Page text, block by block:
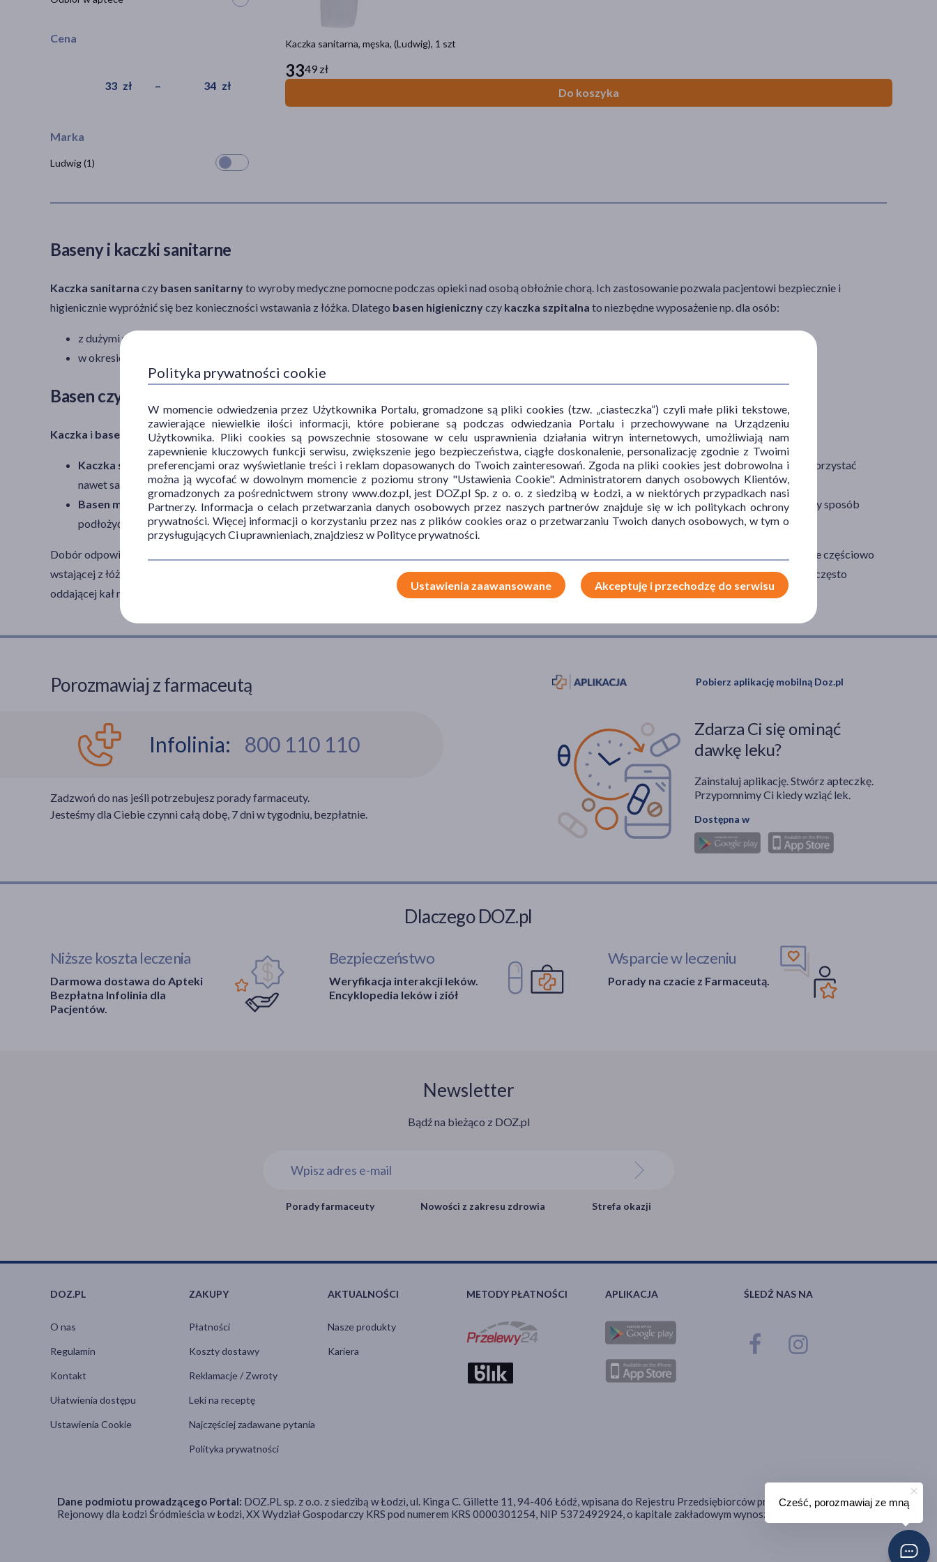
Kaczka sanitarna, męska, (Ludwig), 1 szt
3349 zł
Do koszyka
Cena
zł – zł
Marka
Ludwig(1)
Baseny i kaczki sanitarne
Kaczka sanitarna czy basen sanitarnyto wyroby medyczne pomocne podczas opieki nad osobą obłożnie chorą. Ich zastosowanie pozwala pacjentowi bezpiecznie i
higienicznie wypróżnić się bez konieczności wstawania z łóżka. Dlatego basen higienicznyczy kaczka szpitalna to niezbędne wyposażenie np. dla osób:
z dużymi problemami motorycznymi, wynikającymi np. z niepełnosprawności czy podeszłego wieku;
w okresie rekonwalescencji po urazie uniemożliwiającym/utrudniającym wstanie z łóżka – np. po złamaniu kości biodrowej czy uszkodzeniu kręgosłupa.
Basen czy kaczka sanitarna?
Kaczka i basen dla choregoto dwa różne akcesoria, które różnią się zarówno kształtem, jak i przeznaczeniem.
Kaczka szpitalnajest przeznaczona do oddawania moczu. Dostępne są modele dostosowane do kobiecej, jak i do męskiej anatomii. Pacjent może z nich skorzystać
nawet samodzielnie, przystawiając do narządów intymnych przed oddaniem moczu.
Basen medycznyto wyrób, do którego można oddać zarówno mocz, jak i kał. Jest wyposażony w specjalną rączkę, która pozwala opiekunowi w higieniczny sposób
podłożyć przyrząd choremu, jak i odebrać go po zakończeniu przez pacjenta wypróżniania się. Jest wsuwany przez osobę trzecią.
Dobór odpowiedniego akcesorium –
– jest uzależniony od stanu i potrzeb pacjenta. Przykładowo, jeśli mowa o osobie częściowo
wstającej z łóżka, która chce uniknąć nocnych wizyt w toalecie w celu oddania moczu, wystarczykaczka szpitalna. Jednak dla osoby trwale unieruchomionej lub często
oddającej kał niezbędny może być
Porozmawiaj z farmaceutą
Infolinia: 800 110 110
Zadzwoń do nas jeśli potrzebujesz porady farmaceuty.
Jesteśmy dla Ciebie czynni całą dobę, 7 dni w tygodniu, bezpłatnie.
Pobierz aplikację mobilną Doz.pl
Zdarza Ci się ominąć
dawkę leku?
Zainstaluj aplikację. Stwórz apteczkę.
Przypomnimy Ci kiedy wziąć lek.
Dostępna w
Dlaczego DOZ.pl
Niższe koszta leczenia
Darmowa dostawa do Apteki
Bezpłatna Infolinia dla
Pacjentów.
Bezpieczeństwo
Weryfikacja interakcji leków.
Encyklopedia leków i ziół
Wsparcie w leczeniu
Porady na czacie z Farmaceutą.
Newsletter
Bądź na bieżąco z DOZ.pl
Porady farmaceuty Nowości z zakresu zdrowia Strefa okazji
DOZ.PL
O nas
Regulamin
Kontakt
Ułatwienia dostępu
Ustawienia Cookie
ZAKUPY
Płatności
Koszty dostawy
Reklamacje / Zwroty
Leki na receptę
Najczęściej zadawane pytania
Polityka prywatności
AKTUALNOŚCI
Nasze produkty
Kariera
METODY PŁATNOŚCI APLIKACJA ŚLEDŹ NAS NA
Dane podmiotu prowadzącego Portal: DOZ.PL sp. z o.o. z siedzibą w Łodzi, ul. Kinga C. Gillette 11, 94-406 Łódź, wpisana do Rejestru Przedsiębiorców prowadzonego przez Sąd
Rejonowy dla Łodzi Śródmieścia w Łodzi, XX Wydział Gospodarczy KRS pod numerem KRS 0000301254, NIP 5372492924, o kapitale zakładowym wynoszącym 18 725 000,00 zł.
Polityka prywatności cookie
W momencie odwiedzenia przez Użytkownika Portalu, gromadzone są pliki cookies (tzw. „ciasteczka”) czyli małe pliki tekstowe,
zawierające niewielkie ilości informacji, które pobierane są podczas odwiedzania Portalu i przechowywane na Urządzeniu
Użytkownika. Pliki cookies są powszechnie stosowane w celu usprawnienia działania witryn internetowych, umożliwiają nam
zapewnienie kluczowych funkcji serwisu, zwiększenie jego bezpieczeństwa, ciągłe doskonalenie, personalizację zgodnie z Twoimi
preferencjami oraz wyświetlanie treści i reklam dopasowanych do Twoich zainteresowań. Zgoda na pliki cookies jest dobrowolna i
można ją wycofać w dowolnym momencie z poziomu strony "Ustawienia Cookie". Administratorem danych osobowych Klientów,
gromadzonych za pośrednictwem strony www.doz.pl, jest DOZ.pl Sp. z o. o. z siedzibą w Łodzi, a w niektórych przypadkach nasi
Partnerzy. Informacja o celach przetwarzania danych osobowych przez naszych partnerów znajduje się w ich politykach ochrony
prywatności. Więcej informacji o korzystaniu przez nas z plików cookies oraz o przetwarzaniu Twoich danych osobowych, w tym o
przysługujących Ci uprawnieniach, znajdziesz w Polityce prywatności.
Ustawienia zaawansowane Akceptuję i przechodzę do serwisu
Cześć, porozmawiaj ze mną